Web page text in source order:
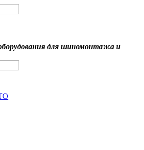
для шиномонтажа и